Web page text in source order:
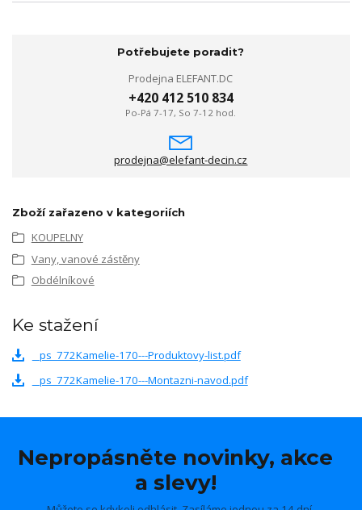
Potřebujete poradit?
Prodejna ELEFANT.DC
+420 412 510 834
Po-Pá 7-17, So 7-12 hod.
prodejna@elefant-decin.cz
Zboží zařazeno v kategoriích
KOUPELNY
Vany, vanové zástěny
Obdélníkové
Ke stažení
_ps_772Kamelie-170---Produktovy-list.pdf
_ps_772Kamelie-170---Montazni-navod.pdf
Nepropásněte novinky, akce
a slevy!